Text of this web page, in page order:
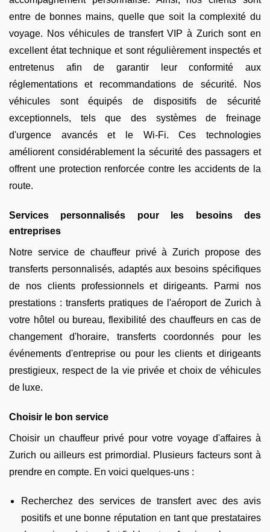
entre de bonnes mains, quelle que soit la complexité du
voyage. Nos véhicules de transfert VIP à Zurich sont en
excellent état technique et sont régulièrement inspectés et
entretenus afin de garantir leur conformité aux
réglementations et recommandations de sécurité. Nos
véhicules sont équipés de dispositifs de sécurité
exceptionnels, tels que des systèmes de freinage
d'urgence avancés et le Wi-Fi. Ces technologies
améliorent considérablement la sécurité des passagers et
offrent une protection renforcée contre les accidents de la
route.
Services personnalisés pour les besoins des
entreprises
Notre service de chauffeur privé à Zurich propose des
transferts personnalisés, adaptés aux besoins spécifiques
de nos clients professionnels et dirigeants. Parmi nos
prestations : transferts pratiques de l'aéroport de Zurich à
votre hôtel ou bureau, flexibilité des chauffeurs en cas de
changement d'horaire, transferts coordonnés pour les
événements d'entreprise ou pour les clients et dirigeants
prestigieux, respect de la vie privée et choix de véhicules
de luxe.
Choisir le bon service
Choisir un chauffeur privé pour votre voyage d'affaires à
Zurich ou ailleurs est primordial. Plusieurs facteurs sont à
prendre en compte. En voici quelques-uns :
Recherchez des services de transfert avec des avis
positifs et une bonne réputation en tant que prestataires